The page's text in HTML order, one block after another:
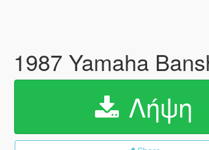
1987 Yamaha
Λήψη